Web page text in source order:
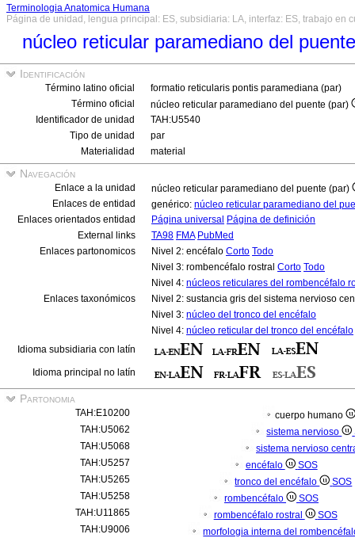
Terminologia Anatomica Humana
Página de unidad, lengua principal: ES, subsidiaria: LA, interfaz: ES, trabajo en
núcleo reticular paramediano del
Identificación
Término latino oficial
formatio reticularis pontis paramediana (par)
Término oficial
núcleo reticular paramediano del puente (par)
Identificador de unidad
TAH:U5540
Tipo de unidad
par
Materialidad
material
Navegación
Enlace a la unidad
núcleo reticular paramediano del puente (par)
Enlaces de entidad
genérico: núcleo reticular paramediano del
Enlaces orientados entidad
Página universal Página de definición
External links
TA98 FMA PubMed
Enlaces partonomicos
Nivel 2: encéfalo Corto Todo
Nivel 3: rombencéfalo rostral Corto Todo
Nivel 4: núcleos reticulares del rombencéfalo
Enlaces taxonómicos
Nivel 2: sustancia gris del sistema nervioso
Nivel 3: núcleo del tronco del encéfalo
Nivel 4: núcleo reticular del tronco del encéfalo
Idioma subsidiaria con latín
Idioma principal no latín
Partonomia
TAH:E10200
cuerpo humano
TAH:U5062
sistema nervioso
TAH:U5068
sistema nervioso
TAH:U5257
encéfalo
SOS
TAH:U5265
tronco del encéfalo
SOS
TAH:U5258
rombencéfalo
SOS
TAH:U11865
rombencéfalo rostral
SOS
TAH:U9006
morfologia interna del